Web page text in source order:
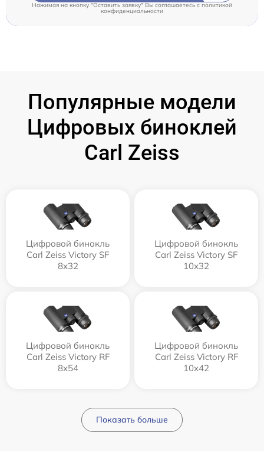
Нажимая на кнопку "Оставить заявку" Вы соглашаетесь cполитикой
конфиденциальности
Популярные модели
Цифровых биноклей
Carl Zeiss
Цифровой бинокль
Carl Zeiss Victory SF
8x32
Цифровой бинокль
Carl Zeiss Victory SF
10x32
Цифровой бинокль
Carl Zeiss Victory RF
8x54
Цифровой бинокль
Carl Zeiss Victory RF
10x42
Показать больше